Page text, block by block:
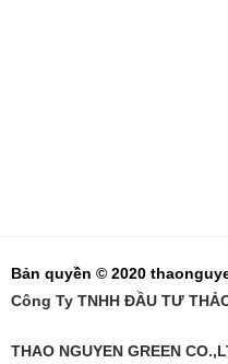
Bản quyền © 2020
Công Ty TNHH ĐẦU TƯ
THAO NGUYEN GREEN